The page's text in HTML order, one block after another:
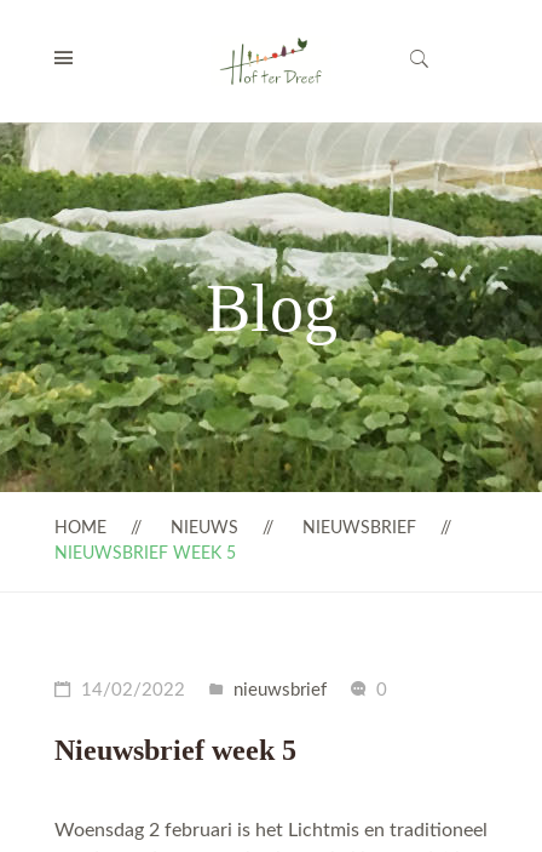
Blog
HOME NIEUWS
NIEUWSBRIEF
NIEUWSBRIEF WEEK 5
14/02/2022 nieuwsbrief 0
Nieuwsbrief week 5
Woensdag 2 februari is het Lichtmis en traditioneel